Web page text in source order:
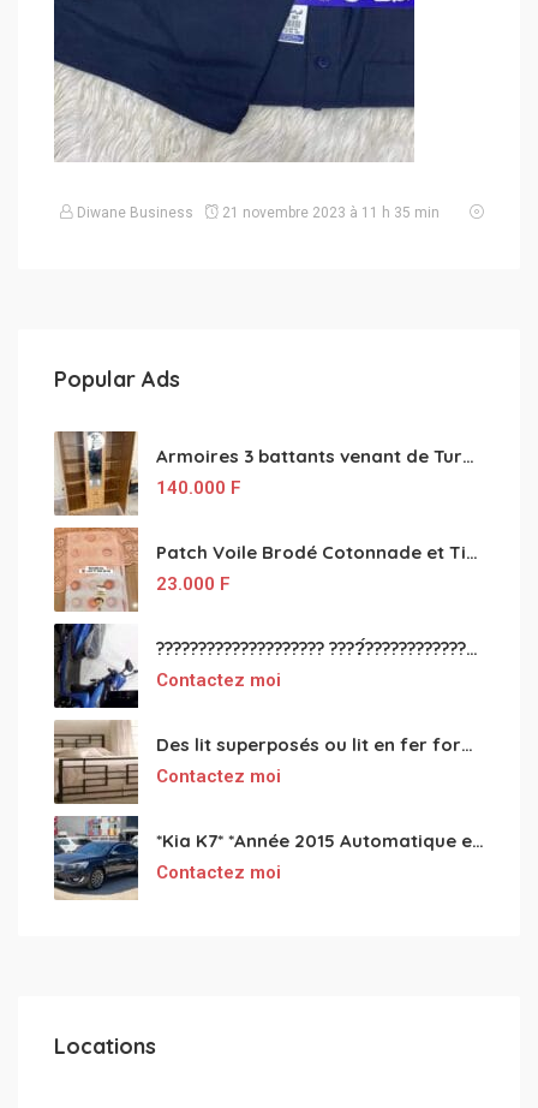
Diwane Business 21 novembre 2023 à 11 h 35 min
Popular Ads
Armoires 3 battants venant de Turquie disponibles
140.000 F
Patch Voile Brodé Cotonnade et Tinu Minu de l’Inde ???????? ????
23.000 F
???????????????????? ????́???????????????????????????????????????? à vendre
Contactez moi
Des lit superposés ou lit en fer forgé grande classes disponible
Contactez moi
*Kia K7* *Année 2015 Automatique essence ⛽️ 4 cylindres 2.0
Contactez moi
Locations